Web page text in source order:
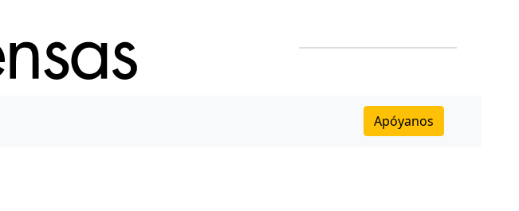
Apóyanos